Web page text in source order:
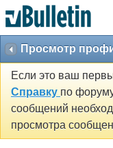
Просмотр
Если это ваш
Справку по
сообщений
просмотра